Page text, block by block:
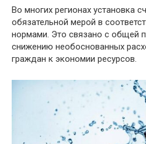
Во многих регионах установка
обязательной мерой в
нормами. Это связано с общей
снижению необоснованных
граждан к экономии ресурсов.